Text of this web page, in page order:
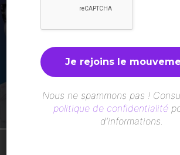
Nous ne spammons pas !
politique de confidentialité
d’informations.